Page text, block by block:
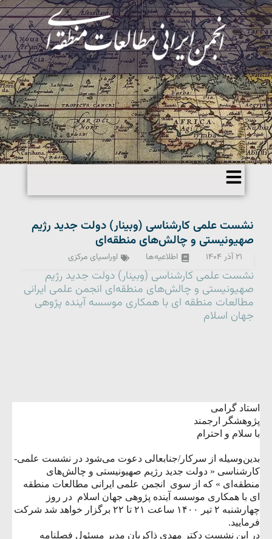
نشست علمی کارشناسی (وبینار) دولت جدید رژیم
صهیونیستی و چالش‌های منطقه‌ای
۲۱ آذر ۱۴۰۴ اطلاعیه‌ها اوراسیای مرکزی
نشست علمی کارشناسی (وبینار) دولت جدید رژیم
صهیونیستی و چالش‌های منطقه‌ای انجمن علمی ایرانی
مطالعات منطقه ای با همکاری موسسه آینده پژوهی
جهان اسلام
استاد گرامی
پژوهشگر ارجمند
با سلام و احترام
بدین‌وسیله از سرکار/جنابعالی دعوت می‌شود در نشست علمی-
کارشناسی « دولت جدید رژیم صهیونیستی و چالش‌های
منطقه‌ای » که از سوی
انجمن علمی ایرانی مطالعات منطقه
ای با همکاری موسسه آینده پژوهی جهان اسلام در روز
چهارشنبه ۲ تیر ۱۴۰۰ ساعت ۲۱ تا ۲۲ برگزار خواهد شد
شرکت
فرمایید.
در این نشست دکتر مهدی ذاکریان مدیر مسئول فصلنامه